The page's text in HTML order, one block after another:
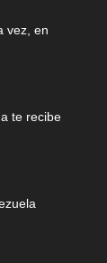
vez, en
te recibe